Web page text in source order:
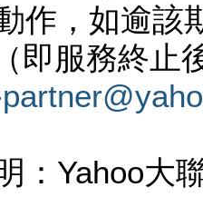
作，如逾該
即服務終止
：Yahoo大